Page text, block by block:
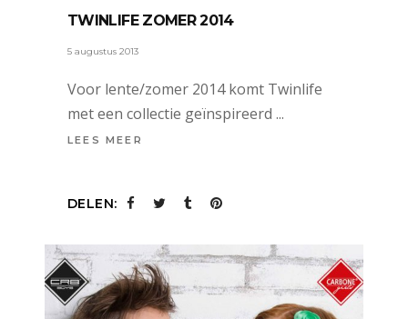
TWINLIFE ZOMER 2014
5 augustus 2013
Voor lente/zomer 2014 komt Twinlife
met een collectie geïnspireerd
LEES MEER
DELEN: